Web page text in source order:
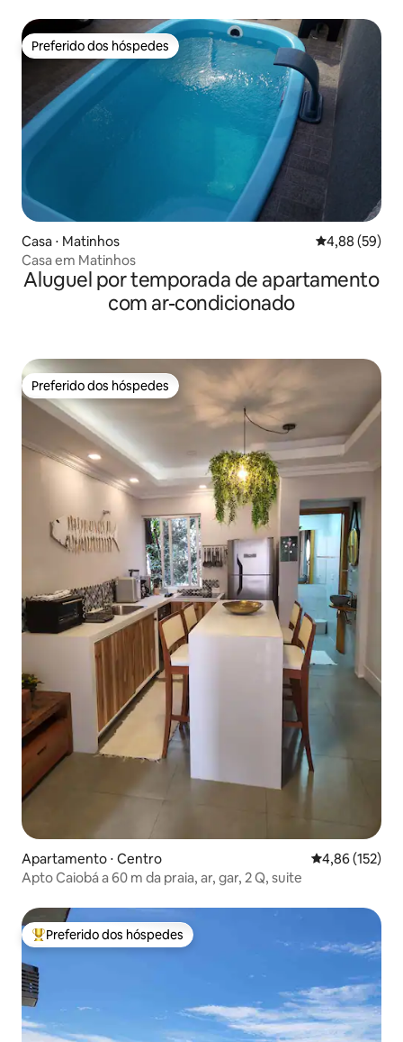
Preferido dos hóspedes
Preferido dos hóspedes
Casa ⋅ Matinhos 4,88 de uma
4,88 (59)
Casa em Matinhos
Aluguel por temporada de apartamento
com ar-condicionado
Preferido dos hóspedes
Preferido dos hóspedes
Apartamento ⋅ Centro 4,86 de uma
4,86 (152)
Apto Caiobá a 60 m da praia, ar, gar, 2 Q, suite
Entre os melhores preferidos dos hóspedes
Preferido dos hóspedes